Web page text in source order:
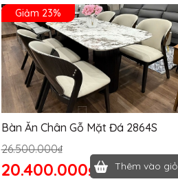
Giảm 23%
Bàn Ăn Chân Gỗ Mặt Đá 2864S
26.500.000₫
20.400.000₫ Thêm vào giỏ